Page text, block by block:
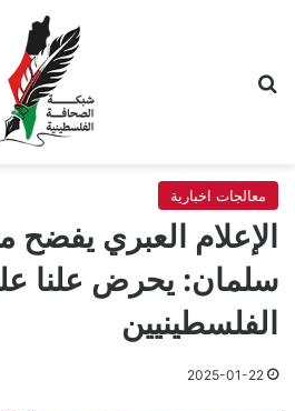
معالجات اخبارية
الإعلام العبري
سلمان: يحرض علنا
الفلسطينيين
2025-01-22